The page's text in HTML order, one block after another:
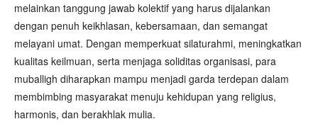
melainkan tanggung jawab kolektif yang harus dijalankan
dengan penuh keikhlasan, kebersamaan, dan semangat
melayani umat. Dengan memperkuat silaturahmi, meningkatkan
kualitas keilmuan, serta menjaga soliditas organisasi, para
muballigh diharapkan mampu menjadi garda terdepan dalam
membimbing masyarakat menuju kehidupan yang religius,
harmonis, dan berakhlak mulia.